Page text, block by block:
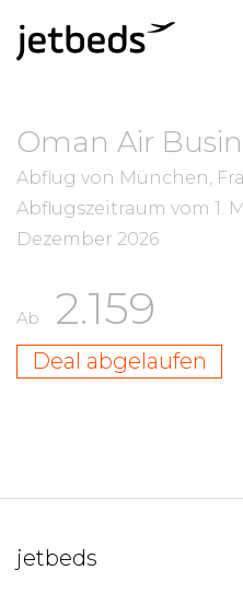
Oman Air
Abflug von München,
Abflugszeitraum vom 1.
Dezember 2026
Ab 2.159
Deal abgelaufen
jetbeds